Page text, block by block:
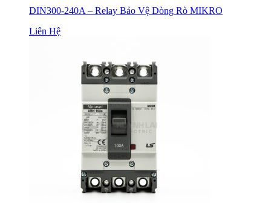
DIN300-240A – Relay Bảo Vệ Dòng Rò MIKRO
Liên Hệ